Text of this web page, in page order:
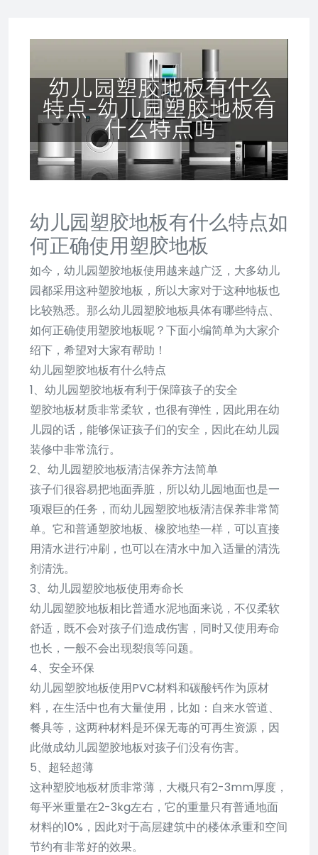
幼儿园塑胶地板有什么特点如
何正确使用塑胶地板
如今，幼儿园塑胶地板使用越来越广泛，大多幼儿
园都采用这种塑胶地板，所以大家对于这种地板也
比较熟悉。那么幼儿园塑胶地板具体有哪些特点、
如何正确使用塑胶地板呢？下面小编简单为大家介
绍下，希望对大家有帮助！
幼儿园塑胶地板有什么特点
1、幼儿园塑胶地板有利于保障孩子的安全
塑胶地板材质非常柔软，也很有弹性，因此用在幼
儿园的话，能够保证孩子们的安全，因此在幼儿园
装修中非常流行。
2、幼儿园塑胶地板清洁保养方法简单
孩子们很容易把地面弄脏，所以幼儿园地面也是一
项艰巨的任务，而幼儿园塑胶地板清洁保养非常简
单。它和普通塑胶地板、橡胶地垫一样，可以直接
用清水进行冲刷，也可以在清水中加入适量的清洗
剂清洗。
3、幼儿园塑胶地板使用寿命长
幼儿园塑胶地板相比普通水泥地面来说，不仅柔软
舒适，既不会对孩子们造成伤害，同时又使用寿命
也长，一般不会出现裂痕等问题。
4、安全环保
幼儿园塑胶地板使用PVC材料和碳酸钙作为原材
料，在生活中也有大量使用，比如：自来水管道、
餐具等，这两种材料是环保无毒的可再生资源，因
此做成幼儿园塑胶地板对孩子们没有伤害。
5、超轻超薄
这种塑胶地板材质非常薄，大概只有2-3mm厚度，
每平米重量在2-3kg左右，它的重量只有普通地面
材料的10%，因此对于高层建筑中的楼体承重和空间
节约有非常好的效果。